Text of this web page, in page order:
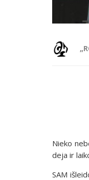
Nieko
deja ir
SAM